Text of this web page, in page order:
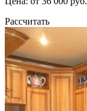
Рассчитать